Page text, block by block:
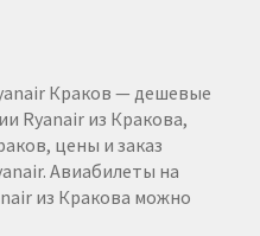
Краков — дешевые
Ryanair из Кракова,
цены и заказ
Авиабилеты на
из Кракова можно